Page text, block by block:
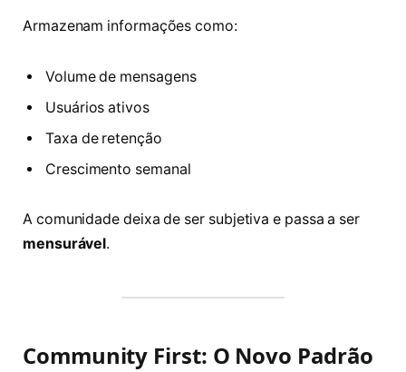
Armazenam informações como:
Volume de mensagens
Usuários ativos
Taxa de retenção
Crescimento semanal
A comunidade deixa de ser subjetiva e passa a ser
mensurável.
Community First: O Novo Padrão